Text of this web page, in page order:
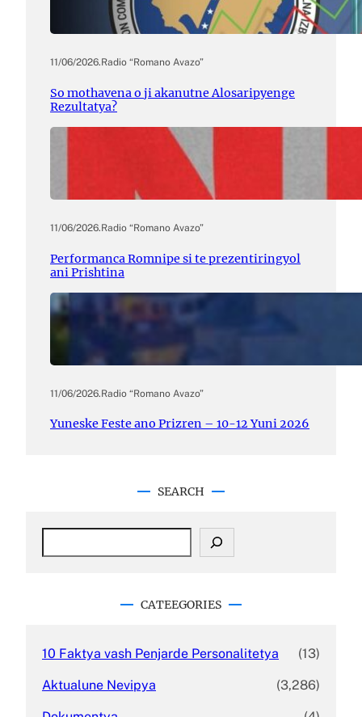
11/06/2026.Radio “Romano Avazo”
So mothavena o ji akanutne Alosaripyenge
Rezultatya?
11/06/2026.Radio “Romano Avazo”
Performanca Romnipe si te prezentiringyol
ani Prishtina
11/06/2026.Radio “Romano Avazo”
Yuneske Feste ano Prizren – 10-12 Yuni 2026
SEARCH
CATEEGORIES
10 Faktya vash Penjarde Personalitetya (13)
Aktualune Nevipya (3,286)